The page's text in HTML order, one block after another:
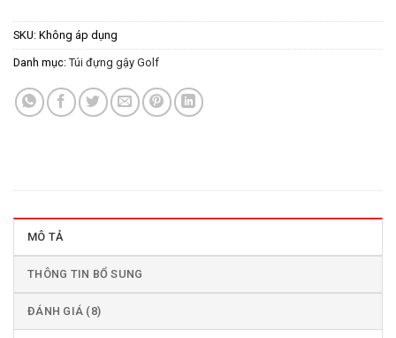
SKU: Không áp dụng
Danh mục: Túi đựng gậy Golf
MÔ TẢ
THÔNG TIN BỔ SUNG
ĐÁNH GIÁ (8)